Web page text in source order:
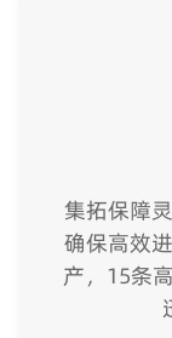
集拓保障
确保高效
产，15条